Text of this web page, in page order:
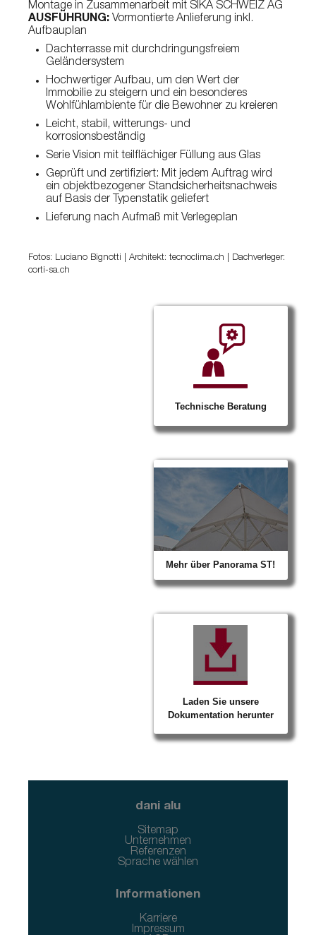
Montage in Zusammenarbeit mit SIKA SCHWEIZ AG
AUSFÜHRUNG: Vormontierte Anlieferung inkl.
Aufbauplan
Dachterrasse mit durchdringungsfreiem
Geländersystem
Hochwertiger Aufbau, um den Wert der
Immobilie zu steigern und ein besonderes
Wohlfühlambiente für die Bewohner zu kreieren
Leicht, stabil, witterungs- und
korrosionsbeständig
Serie Vision mit teilflächiger Füllung aus Glas
Geprüft und zertifiziert: Mit jedem Auftrag wird
ein objektbezogener Standsicherheitsnachweis
auf Basis der Typenstatik geliefert
Lieferung nach Aufmaß mit Verlegeplan
Fotos: Luciano Bignotti | Architekt: tecnoclima.ch | Dachverleger:
corti-sa.ch
Technische Beratung
Mehr über Panorama ST!
Laden Sie unsere
Dokumentation herunter
dani alu
Sitemap
Unternehmen
Referenzen
Sprache wählen
Informationen
Karriere
Impressum